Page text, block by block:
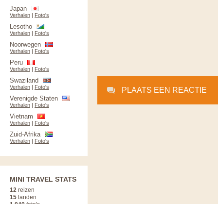
PLAATS EEN REACTIE
Japan
Verhalen | Foto's
Lesotho
Verhalen | Foto's
Noorwegen
Verhalen | Foto's
Peru
Verhalen | Foto's
Swaziland
Verhalen | Foto's
Verenigde Staten
Verhalen | Foto's
Vietnam
Verhalen | Foto's
Zuid-Afrika
Verhalen | Foto's
MINI TRAVEL STATS
12 reizen
15 landen